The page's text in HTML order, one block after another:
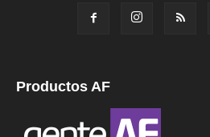
Productos AF